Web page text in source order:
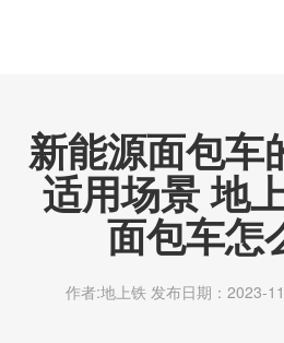
新能源面包车
适用场景 地
面包车怎
作者:地上铁 发布日期：2023-